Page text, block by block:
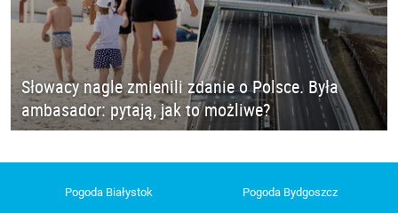
Słowacy nagle zmienili zdanie o Polsce. Była
ambasador: pytają, jak to możliwe?
Pogoda Białystok Pogoda Bydgoszcz